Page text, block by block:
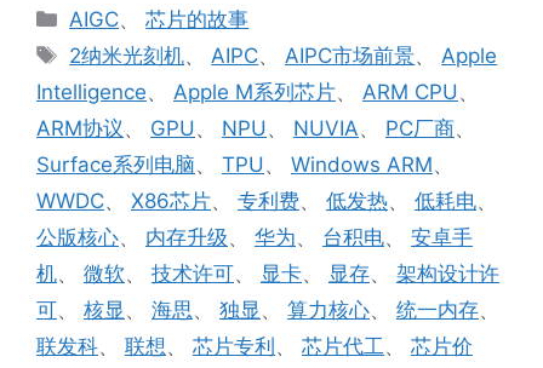
分
类
AIGC、芯片的故事
标
签
2纳米光刻机、 AIPC、 AIPC市场前景、 Apple
Intelligence、 Apple M系列芯片、 ARM CPU、
ARM协议 、 GPU、 NPU、 NUVIA、 PC厂商、
Surface系列电脑、 TPU、 Windows ARM、
WWDC、 X86芯片、 专利费、 低发热、 低耗电、
公版核心、 内存升级、 华为、 台积电、 安卓手
机、 微软、 技术许可、 显卡、 显存、 架构设计许
可、 核显 、 海思、 独显 、 算力核心、 统一内存、
联发科、 联想 、 芯片专利、 芯片代工 、 芯片价